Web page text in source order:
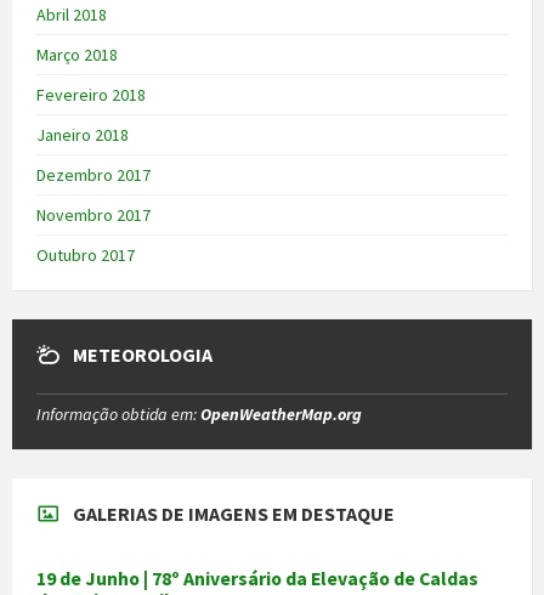
Abril 2018
Março 2018
Fevereiro 2018
Janeiro 2018
Dezembro 2017
Novembro 2017
Outubro 2017
METEOROLOGIA
Informação obtida em:OpenWeatherMap.org
GALERIAS DE IMAGENS EM DESTAQUE
19 de Junho | 78º Aniversário da Elevação de Caldas